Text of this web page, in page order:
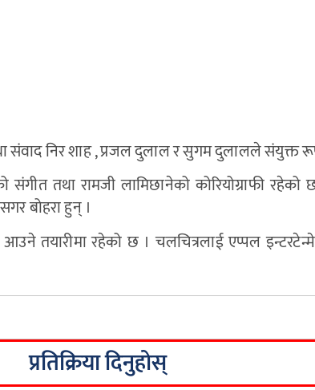
निर शाह , प्रजल दुलाल र सुगम दुलालले संयुक्त
तथा रामजी लामिछानेको कोरियोग्राफी रहेको
बोहरा हुन् ।
तयारीमा रहेको छ । चलचित्रलाई एप्पल
प्रतिक्रिया दिनुहोस्